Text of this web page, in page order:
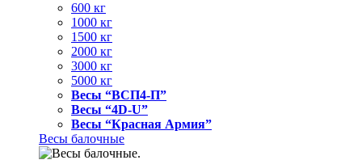
600 кг
1000 кг
1500 кг
2000 кг
3000 кг
5000 кг
Весы “ВСП4-П”
Весы “4D-U”
Весы “Красная Армия”
Весы балочные